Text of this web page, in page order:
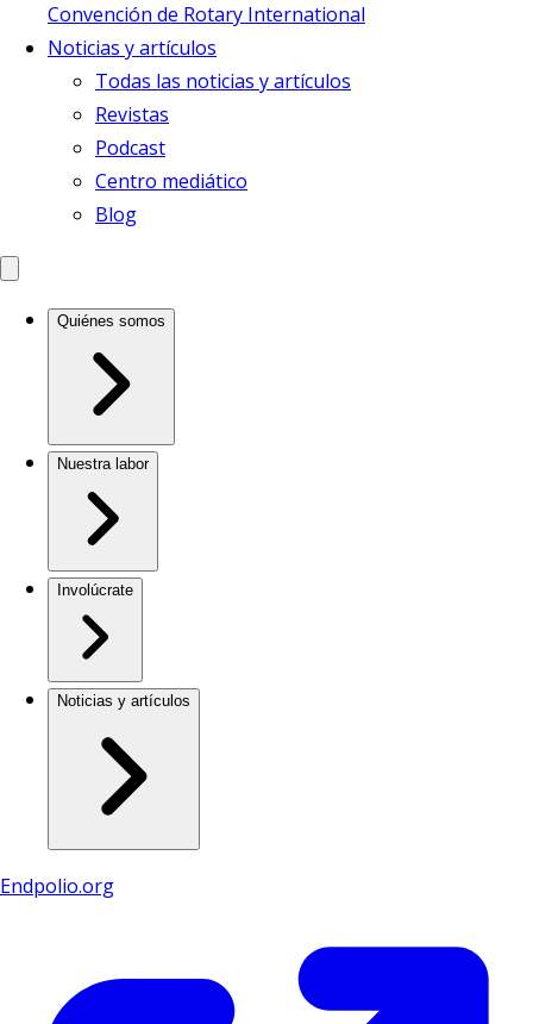
Convención de Rotary International
Noticias y artículos
Todas las noticias y artículos
Revistas
Podcast
Centro mediático
Blog
Quiénes somos
Nuestra labor
Involúcrate
Noticias y artículos
Endpolio.org